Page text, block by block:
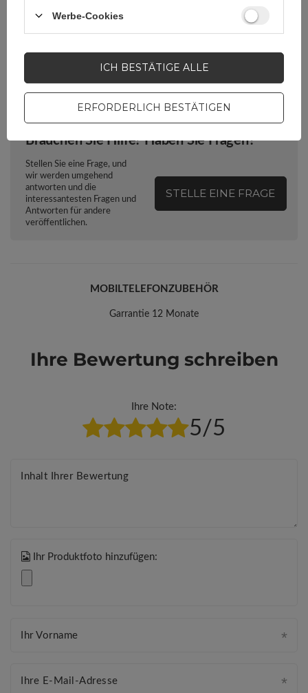
Verpackung
Brauchen Sie Hilfe? Haben Sie Fragen?
Stellen Sie eine Frage, und
wir werden umgehend
antworten und die
interessantesten Fragen und
Antworten für andere
veröffentlichen.
STELLE EINE FRAGE
MOBILTELEFONZUBEHÖR
Garrantie 12 Monate
Ihre Bewertung schreiben
Ihre Note:
5/5
Inhalt Ihrer Bewertung
Ihr Produktfoto hinzufügen:
Ihr Vorname
Ihre E-Mail-Adresse
Werbe-Cookies
ERFORDERLICH BESTÄTIGEN
ICH BESTÄTIGE ALLE